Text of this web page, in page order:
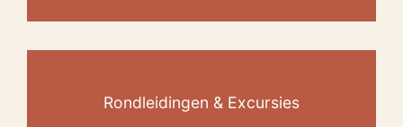
Rondleidingen & Excursies